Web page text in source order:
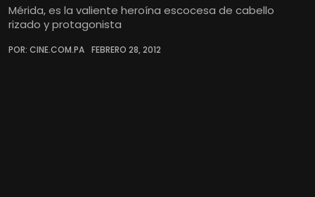
Mérida, es la valiente heroína escocesa de cabello
rizado y protagonista
POR: CINE.COM.PA FEBRERO 28, 2012